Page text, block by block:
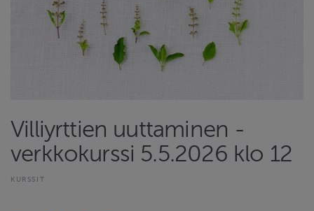
Villiyrttien uuttaminen -
verkkokurssi 5.5.2026 klo 12
KURSSIT